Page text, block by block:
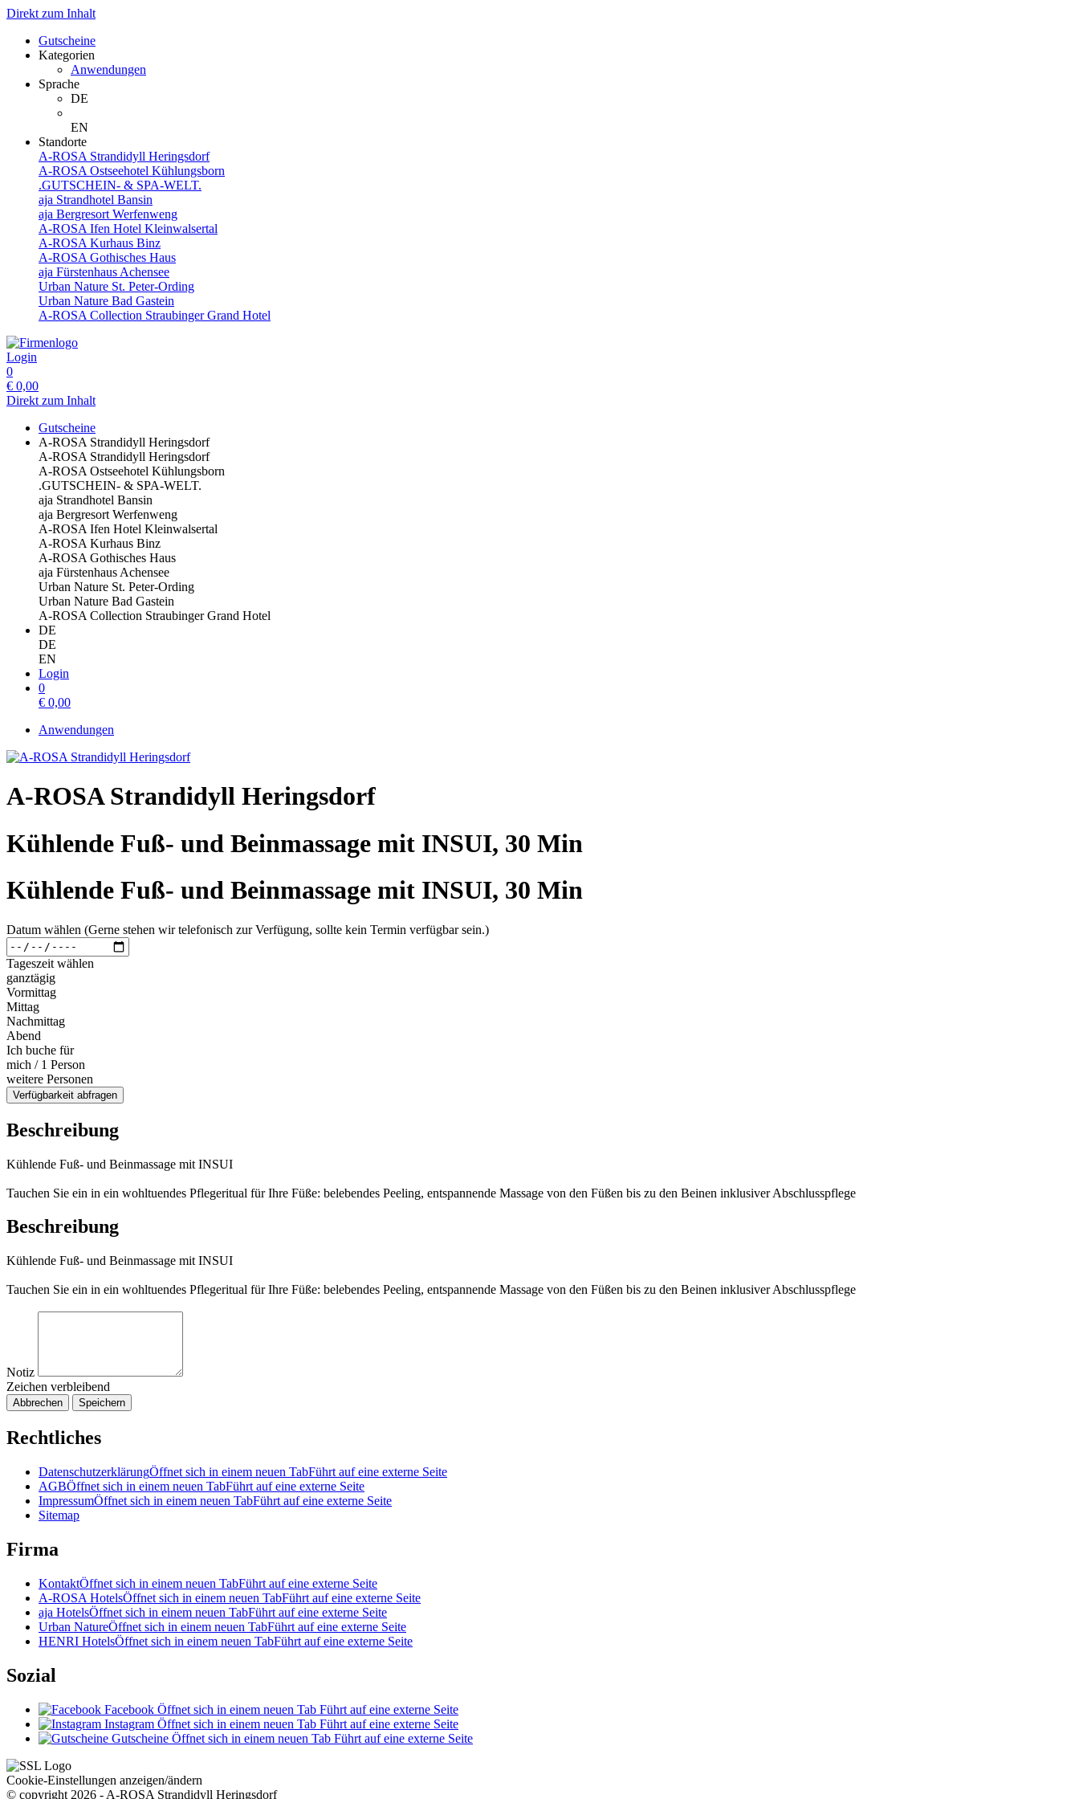
Direkt zum Inhalt
Gutscheine
Kategorien
Anwendungen
Sprache
DE
EN
Standorte
A-ROSA Strandidyll Heringsdorf
A-ROSA Ostseehotel Kühlungsborn
.GUTSCHEIN- & SPA-WELT.
aja Strandhotel Bansin
aja Bergresort Werfenweng
A-ROSA Ifen Hotel Kleinwalsertal
A-ROSA Kurhaus Binz
A-ROSA Gothisches Haus
aja Fürstenhaus Achensee
Urban Nature St. Peter-Ording
Urban Nature Bad Gastein
A-ROSA Collection Straubinger Grand Hotel
Login
0
€ 0,00
Direkt zum Inhalt
Gutscheine
A-ROSA Strandidyll Heringsdorf
A-ROSA Strandidyll Heringsdorf
A-ROSA Ostseehotel Kühlungsborn
.GUTSCHEIN- & SPA-WELT.
aja Strandhotel Bansin
aja Bergresort Werfenweng
A-ROSA Ifen Hotel Kleinwalsertal
A-ROSA Kurhaus Binz
A-ROSA Gothisches Haus
aja Fürstenhaus Achensee
Urban Nature St. Peter-Ording
Urban Nature Bad Gastein
A-ROSA Collection Straubinger Grand Hotel
DE
DE
EN
Login
0
€ 0,00
Anwendungen
A-ROSA Strandidyll Heringsdorf
Kühlende Fuß- und Beinmassage mit INSUI, 30 Min
Kühlende Fuß- und Beinmassage mit INSUI, 30 Min
Datum wählen (Gerne stehen wir telefonisch zur Verfügung, sollte kein Termin verfügbar sein.)
Tageszeit wählen
ganztägig
Vormittag
Mittag
Nachmittag
Abend
Ich buche für
mich / 1 Person
weitere Personen
Verfügbarkeit abfragen
Beschreibung
Kühlende Fuß- und Beinmassage mit INSUI
Tauchen Sie ein in ein wohltuendes Pflegeritual für Ihre Füße: belebendes Peeling, entspannende Massage von den Füßen bis zu den Beinen inklusiver Abschlusspflege
Beschreibung
Kühlende Fuß- und Beinmassage mit INSUI
Tauchen Sie ein in ein wohltuendes Pflegeritual für Ihre Füße: belebendes Peeling, entspannende Massage von den Füßen bis zu den Beinen inklusiver Abschlusspflege
Notiz
Zeichen verbleibend
Abbrechen Speichern
Rechtliches
DatenschutzerklärungÖffnet sich in einem neuen TabFührt auf eine externe Seite
AGBÖffnet sich in einem neuen TabFührt auf eine externe Seite
ImpressumÖffnet sich in einem neuen TabFührt auf eine externe Seite
Sitemap
Firma
KontaktÖffnet sich in einem neuen TabFührt auf eine externe Seite
A-ROSA HotelsÖffnet sich in einem neuen TabFührt auf eine externe Seite
aja HotelsÖffnet sich in einem neuen TabFührt auf eine externe Seite
Urban NatureÖffnet sich in einem neuen TabFührt auf eine externe Seite
HENRI HotelsÖffnet sich in einem neuen TabFührt auf eine externe Seite
Sozial
Facebook Öffnet sich in einem neuen Tab Führt auf eine externe Seite
Instagram Öffnet sich in einem neuen Tab Führt auf eine externe Seite
Gutscheine Öffnet sich in einem neuen Tab Führt auf eine externe Seite
Cookie-Einstellungen anzeigen/ändern
© copyright 2026 - A-ROSA Strandidyll Heringsdorf